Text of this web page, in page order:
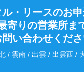
ル・リースのお申
寄りの営業所ま
問い合わせくだ
/ 雲南 / 出雲 / 出雲西 /